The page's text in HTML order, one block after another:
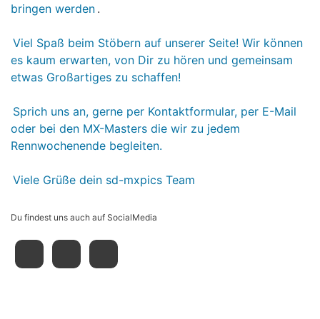
bringen werden .
Viel Spaß beim Stöbern auf unserer Seite! Wir können
es kaum erwarten, von Dir zu hören und gemeinsam
etwas Großartiges zu schaffen!
Sprich uns an, gerne per Kontaktformular, per E-Mail
oder bei den MX-Masters die wir zu jedem
Rennwochenende begleiten.
Viele Grüße dein sd-mxpics Team
Du findest uns auch auf SocialMedia